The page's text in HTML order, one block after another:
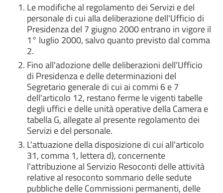
Le modifiche al regolamento dei Servizi e del
personale di cui alla deliberazione dell'Ufficio di
Presidenza del 7 giugno 2000 entrano in vigore il
1° luglio 2000, salvo quanto previsto dal comma
2.
Fino all'adozione delle deliberazioni dell'Ufficio
di Presidenza e delle determinazioni del
Segretario generale di cui ai commi 6 e 7
dell'articolo 12, restano ferme le vigenti tabelle
degli uffici e delle unità operative della Camera e
tabella G, allegate al presente regolamento dei
Servizi e del personale.
L'attuazione della disposizione di cui all'articolo
31, comma 1, lettera d), concernente
l'attribuzione al Servizio Resoconti delle attività
relative al resoconto sommario delle sedute
pubbliche delle Commissioni permanenti, delle